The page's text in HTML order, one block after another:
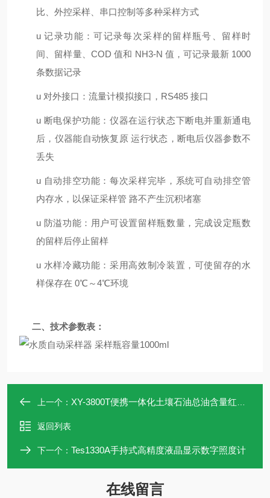
比、外控采样、串口控制等多种采样方式
u记录功能：可记录每次采样的留样瓶号、留样时
间、留样量、 COD 值和 NH3-N 值，可记录最新 1000
条数据记录
u 对外接口：流量计模拟接口， RS485 接口
u 断电保护功能：仪器在运行状态下断电并重新通电
后，仪器能自动恢复原 运行状态，断电后仪器参数不
丢失
u 自动排空功能：每次采样完毕，系统可自动排空管
内存水，以保证采样管 路不产生沉积堵塞
u 防溢功能：用户可设置留样瓶数量，完成设定瓶数
的留样后停止留样
u 水样冷藏功能：采用高效制冷装置，可使留存的水
样保存在 0℃～4℃环境
二、 技术参数表 ：
上一个： ​XY-3800T便携一体化土壤石油总油含量红外检测仪
返回列表
下一个： Tes1330A手持式高精度液晶显示数字照度计
在线留言